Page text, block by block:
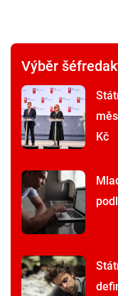
Výběr
Kč